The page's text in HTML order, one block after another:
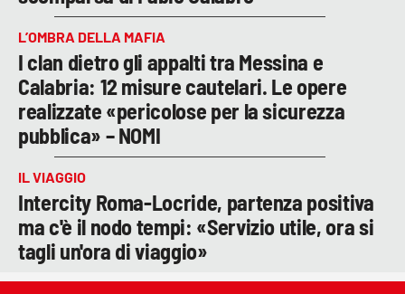
L’OMBRA DELLA MAFIA
I clan dietro gli appalti tra Messina e
Calabria: 12 misure cautelari. Le opere
realizzate «pericolose per la sicurezza
pubblica» – NOMI
IL VIAGGIO
Intercity Roma-Locride, partenza positiva
ma c'è il nodo tempi: «Servizio utile, ora si
tagli un'ora di viaggio»